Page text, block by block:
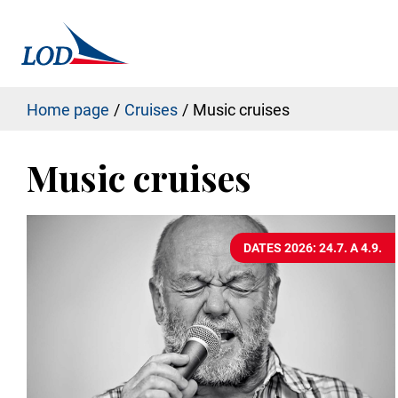
Home page Cruises Music cruises
Music cruises
DATES 2026: 24.7. A 4.9.